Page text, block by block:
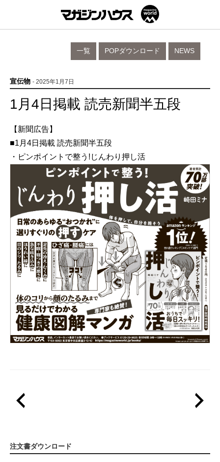
NEWS
POPダウンロード
一覧
宣伝物 - 2025年1月7日
1月4日掲載 読売新聞半五段
【新聞広告】
■1月4日掲載 読売新聞半五段
・ピンポイントで整う!じんわり押し活
注文書ダウンロード